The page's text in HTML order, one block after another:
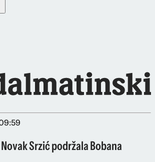
Srzić podržala Bobana